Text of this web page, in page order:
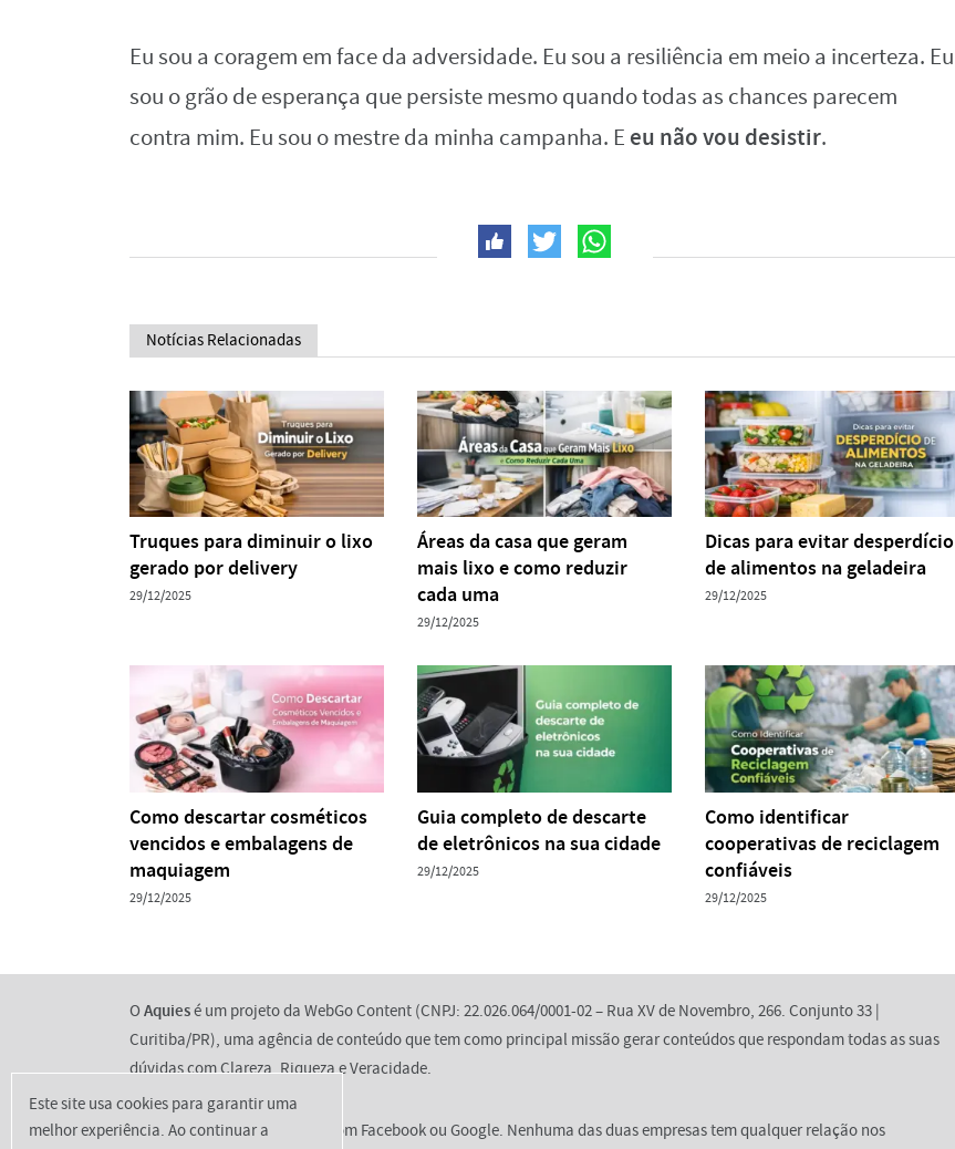
Eu sou a coragem em face da adversidade. Eu sou a resiliência em meio a incerteza. Eu
sou o grão de esperança que persiste mesmo quando todas as chances parecem
contra mim. Eu sou o mestre da minha campanha. E eu não vou desistir.
Notícias Relacionadas
Truques para diminuir o lixo
gerado por delivery
29/12/2025
Áreas da casa que geram
mais lixo e como reduzir
cada uma
29/12/2025
Dicas para evitar desperdício
de alimentos na geladeira
29/12/2025
Como descartar cosméticos
vencidos e embalagens de
maquiagem
29/12/2025
Guia completo de descarte
de eletrônicos na sua cidade
29/12/2025
Como identificar
cooperativas de reciclagem
confiáveis
29/12/2025
OAquiesé um projeto da WebGo Content (CNPJ: 22.026.064/0001-02 – Rua XV de Novembro, 266. Conjunto 33 |
Curitiba/PR), uma agência de conteúdo que tem como principal missão gerar conteúdos que respondam todas as suas
dúvidas com Clareza, Riqueza e Veracidade.
Não temos qualquer relação com Facebook ou Google. Nenhuma das duas empresas tem qualquer relação nos
Este site usa cookies para garantir uma
melhor experiência. Ao continuar a